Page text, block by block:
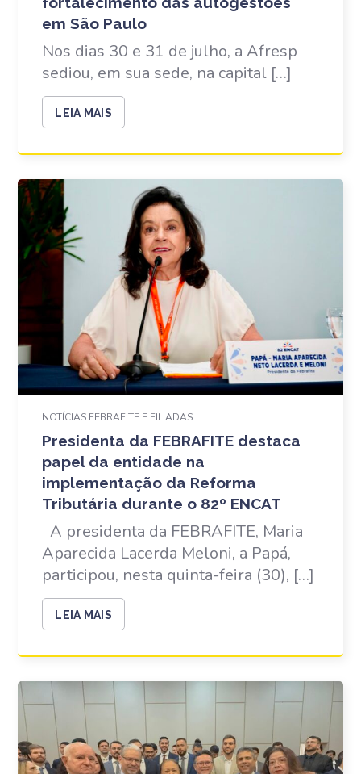
em São Paulo
Nos dias 30 e 31 de julho, a Afresp
sediou, em sua sede, na capital […]
LEIA MAIS
NOTÍCIAS FEBRAFITE E FILIADAS
Presidenta da FEBRAFITE destaca
papel da entidade na
implementação da Reforma
Tributária durante o 82º ENCAT
A presidenta da FEBRAFITE, Maria
Aparecida Lacerda Meloni, a Papá,
participou, nesta quinta-feira (30), […]
LEIA MAIS